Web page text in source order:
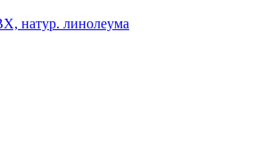
натур. линолеума